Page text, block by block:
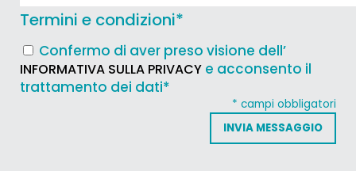
Termini e condizioni*
Confermo di aver preso visione dell’
INFORMATIVA SULLA PRIVACY e acconsento il
trattamento dei dati*
* campi obbligatori